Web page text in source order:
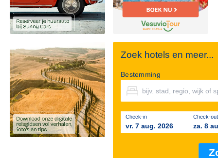
Zoek hotels en meer...
Bestemming
Check-in
vr. 7 aug. 2026
Check-out
za. 8